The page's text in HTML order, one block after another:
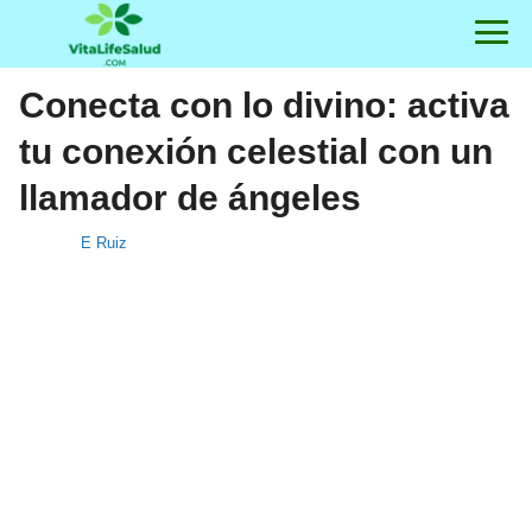
Conecta con lo divino: activa
tu conexión celestial con un
llamador de ángeles
E Ruiz